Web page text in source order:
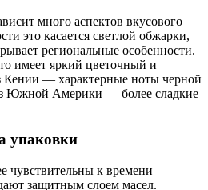
много аспектов вкусового
это касается светлой обжарки,
региональные особенности.
имеет яркий цветочный и
Кении — характерные ноты черной
Южной Америки — более сладкие
упаковки
чувствительны к времени
защитным слоем масел.